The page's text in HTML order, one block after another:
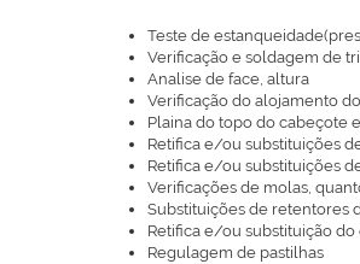
Teste de
Verificação e soldagem de
Analise de face, altura
Verificação do alojamento
Plaina do topo do cabeçote
Retifica e/ou substituições
Retifica e/ou substituições
Verificações de molas,
Substituições de retentores
Retifica e/ou substituição
Regulagem de pastilhas